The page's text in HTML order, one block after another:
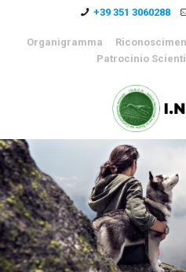
+39 351 3060288
Organigramma
Patrocinio